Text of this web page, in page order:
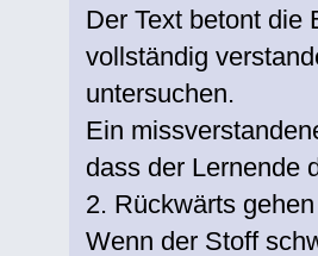
Der Text betont die
vollständig
untersuchen.
Ein
dass der Lernende
2. Rückwärts
Wenn der Stoff